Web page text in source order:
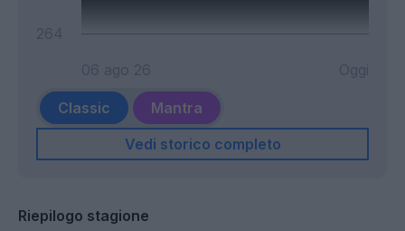
Classic
Mantra
Vedi storico completo
Riepilogo stagione